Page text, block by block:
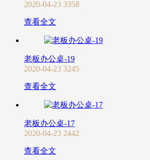
2020-04-23 3358
查看全文
老板办公桌-19
2020-04-23 3245
查看全文
老板办公桌-17
2020-04-23 2442
查看全文